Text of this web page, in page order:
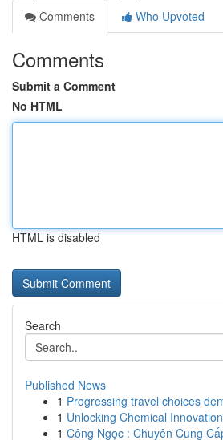
Comments
Who Upvoted
Comments
Submit a Comment
No HTML
HTML is disabled
Search
Published News
1 Progressing travel choices
1 Unlocking Chemical
1 Công Ngọc : Chuyên Cung